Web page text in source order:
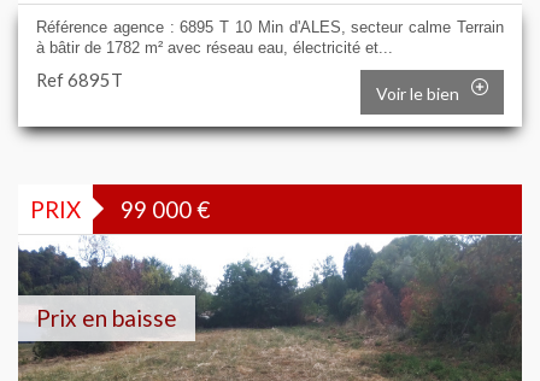
Référence agence : 6895 T 10 Min d'ALES, secteur calme Terrain
à bâtir de 1782 m² avec réseau eau, électricité et...
Ref 6895T
Voir le bien
PRIX 99 000€
Prix en baisse